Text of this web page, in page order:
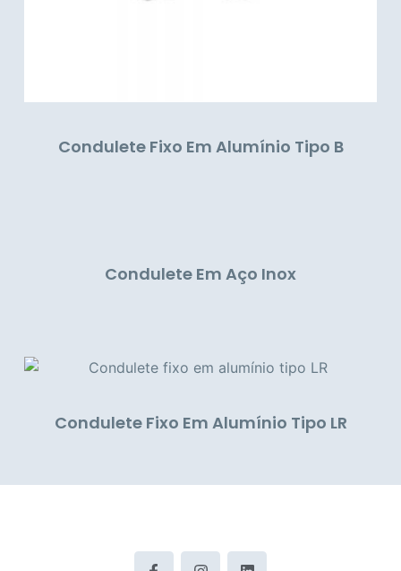
Condulete Fixo Em Alumínio Tipo B
Condulete Em Aço Inox
Condulete Fixo Em Alumínio Tipo LR